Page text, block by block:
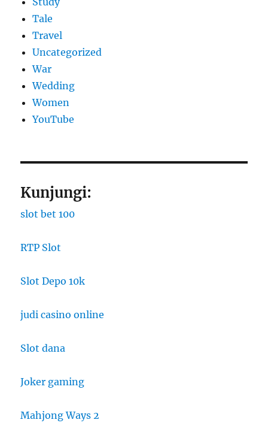
Tale
Travel
Uncategorized
War
Wedding
Women
YouTube
Kunjungi:
slot bet 100
RTP Slot
Slot Depo 10k
judi casino online
Slot dana
Joker gaming
Mahjong Ways 2